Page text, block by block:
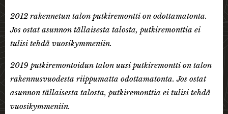
2012 rakennetun talon putkiremontti on odottamatonta.
Jos ostat asunnon tällaisesta talosta, putkiremonttia ei
tulisi tehdä vuosikymmeniin.
2019 putkiremontoidun talon uusi putkiremontti on talon
rakennusvuodesta riippumatta odottamatonta. Jos ostat
asunnon tällaisesta talosta, putkiremonttia ei tulisi tehdä
vuosikymmeniin.